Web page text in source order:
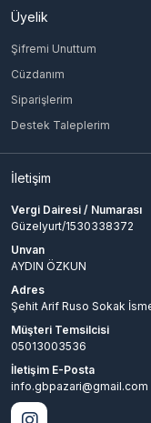
Üyelik
Şifremi Unuttum
Cüzdanım
Siparişlerim
Destek Taleplerim
İletişim
Vergi Dairesi / Numarası
Güzelyurt/1530338372
Unvan
AYDIN ÖZKUN
Adres
Şehit Arif Ruso Sokak
Müşteri Temsilcisi
05013003536
İletişim E-Posta
info.gbpazari@gmail.com